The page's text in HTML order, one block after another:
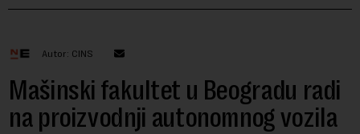
Autor: CINS
Mašinski fakultet u Beogradu radi
na proizvodnji autonomnog vozila